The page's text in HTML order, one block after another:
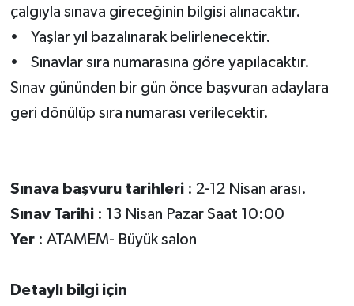
çalgıyla sınava gireceğinin bilgisi alınacaktır.
• Yaşlar yıl bazalınarak belirlenecektir.
• Sınavlar sıra numarasına göre yapılacaktır.
Sınav gününden bir gün önce başvuran adaylara
geri dönülüp sıra numarası verilecektir.
Sınava başvuru tarihleri: 2-12 Nisan arası.
Sınav Tarihi: 13 Nisan Pazar Saat 10:00
Yer : ATAMEM- Büyük salon
Detaylı bilgi için